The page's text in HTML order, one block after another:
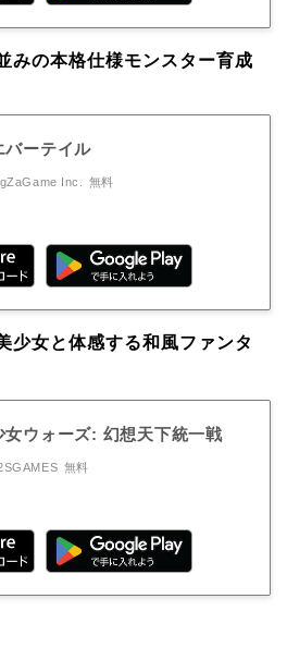
みの本格仕様モンスター育成
バーテイル
Inc. 無料
少女と体感する和風ファンタ
女ウォーズ: 幻想天下統一戦
無料